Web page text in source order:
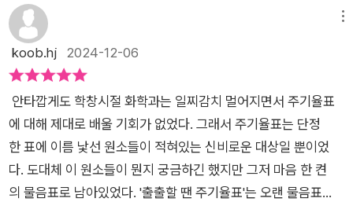
출출할 땐, 주기율표> 차 례21. Sc 스칸듐 (야구장 간식
을 고르며)22. Ti 타이타늄 (외계인 초코볼을 집어 들며)23. V
바나듐 (생수 맛을 음미하며)24. Cr 크로뮴 (쌀밥을 한술 뜨며)2
5. Mn 망가니즈 (깻잎나물을 무치며)26. Fe 철 (도다리쑥국을
기다리며)27. Co 코발트 (김밥을 말며)28. Ni 니켈 (초콜릿을 조
심하길)29. Cu 구리 (꽃게를 손질하며)30. Zn 아연 (굴전을 부
치며)31. Ga 갈륨 (쌈 채소를 씻으며)32. Ge 저마늄 (도라지무
침을 먹으며)33. As 비소 (곶감 사건을 생각하며)34. Se 셀레늄
(조기를 구우며)35. Br 브로민 (어묵탕을 끓이며)36. Kr 크립톤
난 11월 달에 4번의 김밥을 싸서 그 원소들이재밌었습니다.♡이
책은 원소 관련 배경 이야기부터 시작되는데재밌게 읽다보면 어
느새 원소의 주기능 이야기에들어가 있는 나를 발견하게 된다.자
관련 인물 누가 생각나나요?[조선왕조실록]기록에 성종 임금은
폐비윤씨가 비상과 감을 갖고 있었던 이유가 자신을 해치려는 생
각을품었기 때문이라고 주장했다라고 쓰여 있습니다.폐비윤씨의
아들은 누구냐하면 조선 시대 역사에서 가장 난폭한 임금인연산
군이죠.비상과 비소는 무슨 관계?바로 비상이 사람에게 독이 되
koob.hj 2024-12-06
안타깝게도 학창시절 화학과는 일찌감치 멀어지면서 주기율표
에 대해 제대로 배울 기회가 없었다. 그래서 주기율표는 단정
한 표에 이름 낯선 원소들이 적혀있는 신비로운 대상일 뿐이었
다. 도대체 이 원소들이 뭔지 궁금하긴 했지만 그저 마음 한 켠
의 물음표로 남아있었다. '출출할 땐 주기율표'는 오랜 물음표